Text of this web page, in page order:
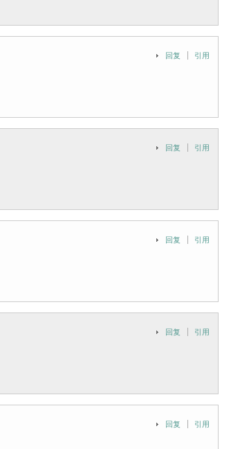
回复 引用
回复 引用
回复 引用
回复 引用
回复 引用